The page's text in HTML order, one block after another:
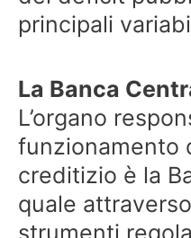
principali
La Banca
L’organo
funzionamento
creditizio è la
quale
strumenti